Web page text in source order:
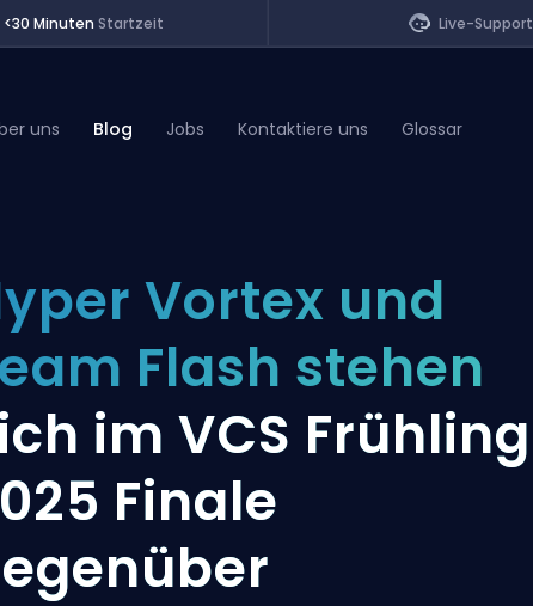
<30 Minuten Startzeit Live-Support
uns Blog Jobs Kontaktiere uns Glossar
Vortex und
Flash stehen
im VCS Frühling
Finale